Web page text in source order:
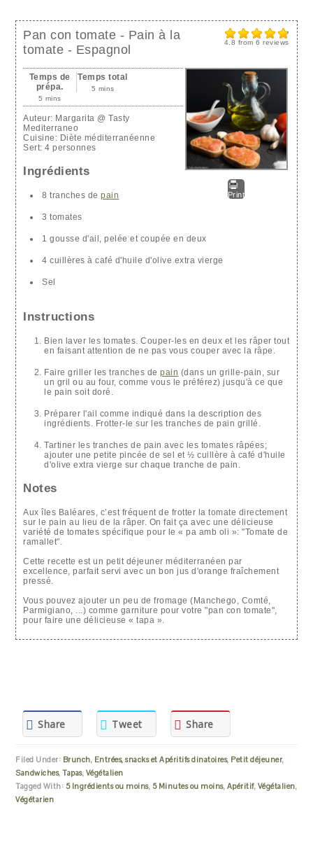
4.8 from6 reviews
Pan con tomate - Pain à la
tomate - Espagnol
Print
Temps de
prépa.
5 mins
Temps total
5 mins
Auteur: Margarita @ Tasty
Mediterraneo
Cuisine: Diète méditerranéenne
Sert:4 personnes
Ingrédients
8 tranches depain
3 tomates
1 gousse d'ail, pelée et coupée en deux
4 cuillères à café d'huile d'olive extra vierge
Sel
Instructions
Bien laver les tomates. Couper-les en deux et les râper tout
en faisant attention de ne pas vous couper avec la râpe.
Faire griller les tranches depain (dans un grille-pain, sur
un gril ou au four, comme vous le préférez) jusqu'à ce que
le pain soit doré.
Préparer l'ail comme indiqué dans la description des
ingrédients. Frotter-le sur les tranches de pain grillé.
Tartiner les tranches de pain avec les tomates râpées;
ajouter une petite pincée de sel et ½ cuillère à café d'huile
d'olive extra vierge sur chaque tranche de pain.
Notes
Aux îles Baléares, c’est fréquent de frotter la tomate directement
sur le pain au lieu de la râper. On fait ça avec une délicieuse
variété de tomates spécifique pour le « pa amb oli »: "Tomate de
ramallet".
Cette recette est un petit déjeuner méditerranéen par
excellence, parfait servi avec un bon jus d'orange fraîchement
pressé.
Vous pouvez ajouter un peu de fromage (Manchego, Comté,
Parmigiano, ...) comme garniture pour votre "pan con tomate",
pour faire une délicieuse « tapa ».
Share Tweet Share
Filed Under: Brunch, Entrées, snacks et Apéritifs dinatoires, Petit déjeuner,
Sandwiches,Tapas, Végétalien
Tagged With: 5 Ingrédients ou moins, 5 Minutes ou moins, Apéritif, Végétalien,
Végétarien